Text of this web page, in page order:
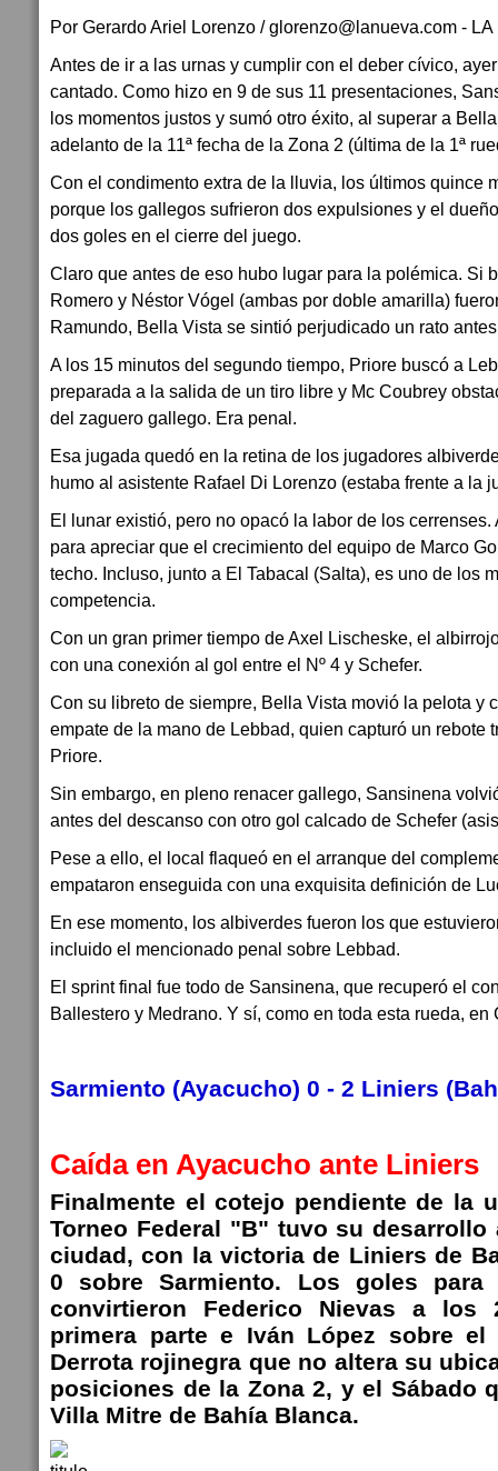
Por Gerardo Ariel Lorenzo / glorenzo@lanueva.com -
Antes de ir a las urnas y cumplir con el deber cívico,
cantado. Como hizo en 9 de sus 11 presentaciones,
los momentos justos y sumó otro éxito, al superar a
adelanto de la 11ª fecha de la Zona 2 (última de la 1ª
Con el condimento extra de la lluvia, los últimos quince
porque los gallegos sufrieron dos expulsiones y el
dos goles en el cierre del juego.
Claro que antes de eso hubo lugar para la polémica. Si
Romero y Néstor Vógel (ambas por doble amarilla)
Ramundo, Bella Vista se sintió perjudicado un rato
A los 15 minutos del segundo tiempo, Priore buscó a
preparada a la salida de un tiro libre y Mc Coubrey
del zaguero gallego. Era penal.
Esa jugada quedó en la retina de los jugadores
humo al asistente Rafael Di Lorenzo (estaba frente a la
El lunar existió, pero no opacó la labor de los
para apreciar que el crecimiento del equipo de Marco
techo. Incluso, junto a El Tabacal (Salta), es uno de los
competencia.
Con un gran primer tiempo de Axel Lischeske, el
con una conexión al gol entre el Nº 4 y Schefer.
Con su libreto de siempre, Bella Vista movió la pelota y
empate de la mano de Lebbad, quien capturó un rebote
Priore.
Sin embargo, en pleno renacer gallego, Sansinena
antes del descanso con otro gol calcado de Schefer
Pese a ello, el local flaqueó en el arranque del
empataron enseguida con una exquisita definición de
En ese momento, los albiverdes fueron los que
incluido el mencionado penal sobre Lebbad.
El sprint final fue todo de Sansinena, que recuperó el
Ballestero y Medrano. Y sí, como en toda esta rueda, en
Sarmiento (Ayacucho) 0 - 2 Liniers
Caída en Ayacucho ante Liniers
Finalmente el cotejo pendiente de la
Torneo Federal "B" tuvo su desarrollo
ciudad, con la victoria de Liniers de
0 sobre Sarmiento. Los goles
convirtieron Federico Nievas a
primera parte e Iván López sobre
Derrota rojinegra que no altera su
posiciones de la Zona 2, y el Sábado
Villa Mitre de Bahía Blanca.